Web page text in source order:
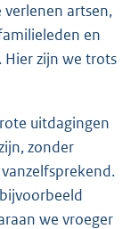
artsen,
en
Hier zijn we trots
uitdagingen
zonder
we vroeger